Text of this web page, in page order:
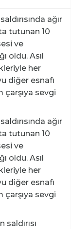
ağır
tutunan 10
ve
oldu. Asıl
her
diğer esnafı
çarşıya sevgi
ağır
tutunan 10
ve
oldu. Asıl
her
diğer esnafı
çarşıya sevgi